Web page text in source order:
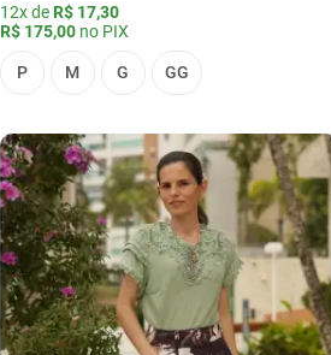
12x de R$ 17,30
R$ 175,00no PIX
P M G GG